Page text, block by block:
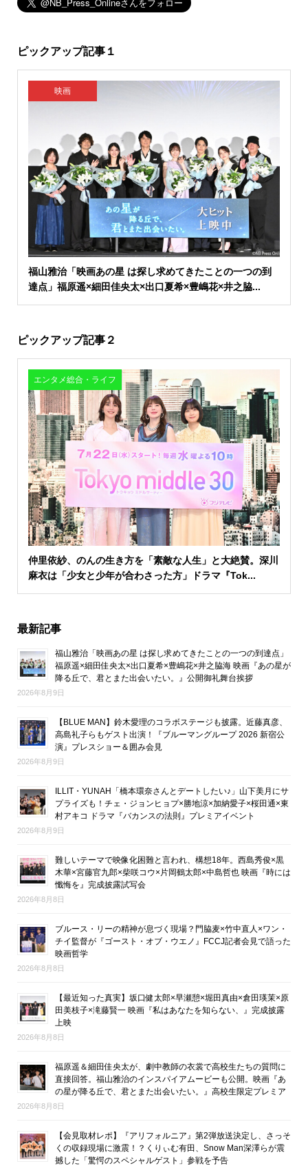
ピックアップ記事１
映画
福山雅治「映画あの星 は探し求めてきたことの一つの到
達点」福原遥×細田佳央太×出口夏希×豊嶋花×井之脇...
ピックアップ記事２
エンタメ総合・ライフ
仲里依紗、のんの生き方を「素敵な人生」と大絶賛。深川
麻衣は「少女と少年が合わさった方」ドラマ『Tok...
最新記事
福山雅治「映画あの星 は探し求めてきたことの一つの到達点」
福原遥×細田佳央太×出口夏希×豊嶋花×井之脇海 映画『あの星が
降る丘で、君とまた出会いたい。』公開御礼舞台挨拶
2026年8月9日
【BLUE MAN】鈴木愛理のコラボステージも披露。近藤真彦、
高島礼子らもゲスト出演！『ブルーマングループ 2026 新宿公
演』プレスショー＆囲み会見
2026年8月9日
ILLIT・YUNAH「橋本環奈さんとデートしたい♪」山下美月にサ
プライズも！チェ・ジョンヒョプ×勝地涼×加納愛子×桜田通×東
村アキコ ドラマ『バカンスの法則』プレミアイベント
2026年8月9日
難しいテーマで映像化困難と言われ、構想18年。西島秀俊×黒
木華×宮藤官九郎×柴咲コウ×片岡鶴太郎×中島哲也 映画『時には
懺悔を』完成披露試写会
2026年8月8日
ブルース・リーの精神が息づく現場？門脇麦×竹中直人×ワン・
チイ監督が『ゴースト・オブ・ウエノ』FCCJ記者会見で語った
映画哲学
2026年8月8日
【最近知った真実】坂口健太郎×早瀬憩×堀田真由×倉田瑛茉×原
田美枝子×滝藤賢一 映画『私はあなたを知らない、』完成披露
上映
2026年8月8日
福原遥＆細田佳央太が、劇中教師の衣裳で高校生たちの質問に
直接回答。福山雅治のインスパイアムービーも公開。映画『あ
の星が降る丘で、君とまた出会いたい。』高校生限定プレミア
2026年8月8日
【会見取材レポ】『アリフォルニア』第2弾放送決定し、さっそ
くの収録現場に激震！？くりぃむ有田、Snow Man深澤らが震
撼した「驚愕のスペシャルゲスト」参戦を予告